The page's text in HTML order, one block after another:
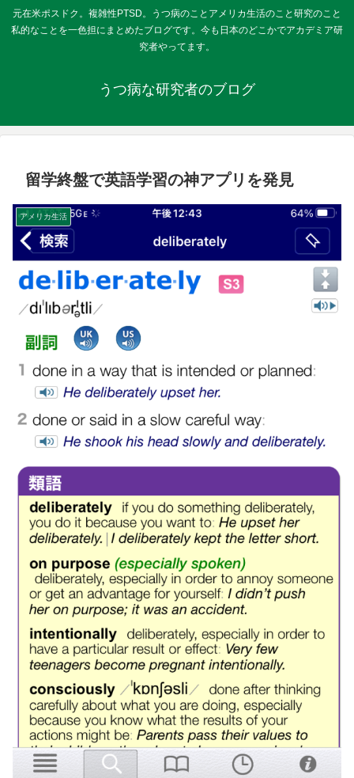
元在米ポスドク。複雑性PTSD。うつ病のことアメリカ生活のこと研究のこと
私的なことを一色担にまとめたブログです。今も日本のどこかでアカデミア研
究者やってます。
うつ病な研究者のブログ
留学終盤で英語学習の神アプリを発見
アメリカ生活